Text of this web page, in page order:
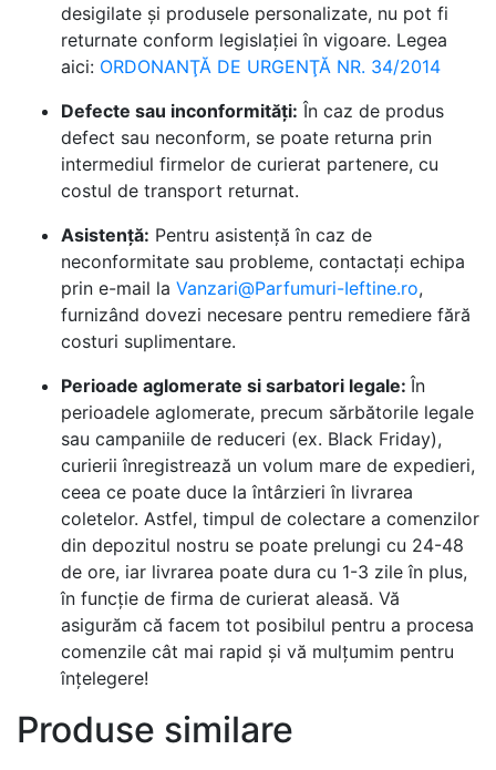
desigilate și produsele personalizate, nu pot fi
returnate conform legislației în vigoare. Legea
aici: ORDONANŢĂ DE URGENŢĂ NR. 34/2014
Defecte sau inconformități: În caz de produs
defect sau neconform, se poate returna prin
intermediul firmelor de curierat partenere, cu
costul de transport returnat.
Asistență: Pentru asistență în caz de
neconformitate sau probleme, contactați echipa
prin e-mail la Vanzari@Parfumuri-Ieftine.ro,
furnizând dovezi necesare pentru remediere fără
costuri suplimentare.
Perioade aglomerate si sarbatori legale: În
perioadele aglomerate, precum sărbătorile legale
sau campaniile de reduceri (ex. Black Friday),
curierii înregistrează un volum mare de expedieri,
ceea ce poate duce la întârzieri în livrarea
coletelor. Astfel, timpul de colectare a comenzilor
din depozitul nostru se poate prelungi cu 24-48
de ore, iar livrarea poate dura cu 1-3 zile în plus,
în funcție de firma de curierat aleasă. Vă
asigurăm că facem tot posibilul pentru a procesa
comenzile cât mai rapid și vă mulțumim pentru
înțelegere!
Produse similare